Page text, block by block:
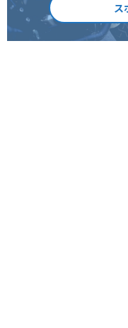
ス